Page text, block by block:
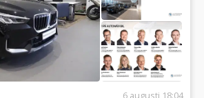
6 augusti 18:04